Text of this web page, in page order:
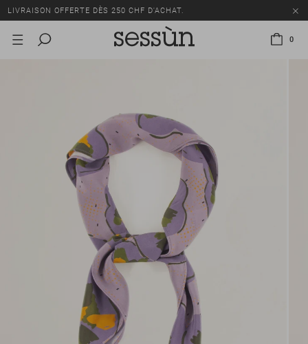
LIVRAISON OFFERTE DÈS 250 CHF D'ACHAT.
TOUS LES PRIX INCLUENT LA TVA ET LES DROITS DE DOUANE.
0